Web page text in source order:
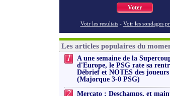
Voter
Voir les resultats - Voir les sondages
Les articles populaires du
1
A une semaine de la
d'Europe, le PSG rate sa
Débrief et NOTES des joueurs
(Majorque 3-0 PSG)
2
Mercato : Deschamps, et